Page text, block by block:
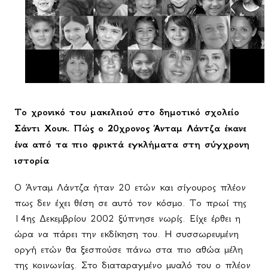
Το χρονικό του μακελειού στο δημοτικό σχολείο
Σάντι Χουκ. Πώς ο 20χρονος Άνταμ Λάντζα έκανε
ένα από τα πιο φρικτά εγκλήματα στη σύγχρονη
ιστορία
Ο Άνταμ Λάντζα ήταν 20 ετών και σίγουρος πλέον
πως δεν έχει θέση σε αυτό τον κόσμο. Το πρωί της
14ης Δεκεμβρίου 2002 ξύπνησε νωρίς. Είχε έρθει η
ώρα να πάρει την εκδίκηση του. Η συσσωρευμένη
οργή ετών θα ξεσπούσε πάνω στα πιο αθώα μέλη
της κοινωνίας. Στο διαταραγμένο μυαλό του ο πλέον